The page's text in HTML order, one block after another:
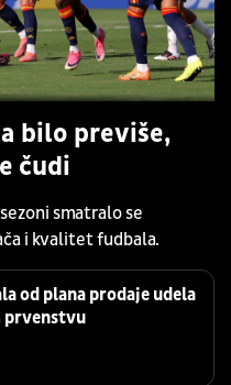
bilo previše,
čudi
smatralo se
i kvalitet fudbala.
od plana prodaje udela
prvenstvu